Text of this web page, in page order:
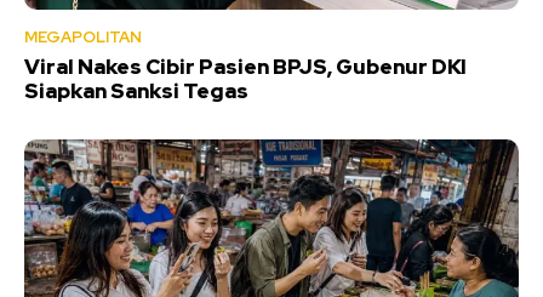
MEGAPOLITAN
Viral Nakes Cibir Pasien BPJS, Gubenur DKI
Siapkan Sanksi Tegas